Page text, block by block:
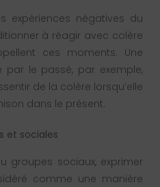
expériences négatives du
à réagir avec colère
ces moments. Une
le passé, par exemple,
de la colère lorsqu’elle
dans le présent.
et sociales
groupes sociaux, exprimer
comme une manière